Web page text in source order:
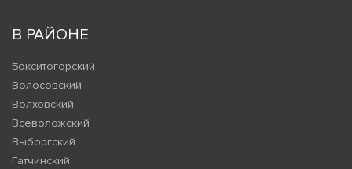
В РАЙОНЕ
Бокситогорский
Волосовский
Волховский
Всеволожский
Выборгский
Гатчинский